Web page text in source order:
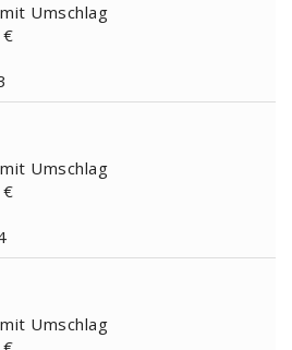
Umschlag
Umschlag
Umschlag